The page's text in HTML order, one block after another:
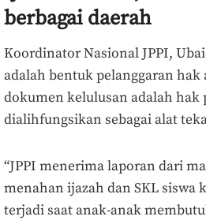
berbagai daerah
Koordinator Nasional JPPI,
adalah bentuk pelanggaran hak
dokumen kelulusan adalah
dialihfungsikan sebagai alat
“JPPI menerima laporan dari
menahan ijazah dan SKL siswa
terjadi saat anak-anak